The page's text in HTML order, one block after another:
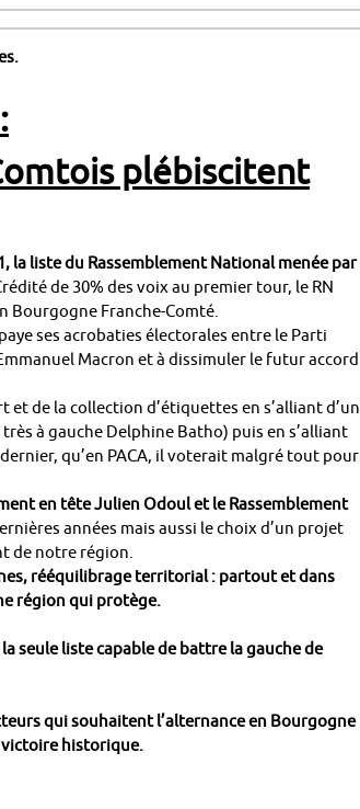
plébiscitent
la liste du Rassemblement National menée par
de 30% des voix au premier tour, le RN
Bourgogne Franche-Comté.
ses acrobaties électorales entre le Parti
Macron et à dissimuler le futur accord
de la collection d’étiquettes en s’alliant d’un
à gauche Delphine Batho) puis en s’alliant
qu’en PACA, il voterait malgré tout pour
en tête Julien Odoul et le Rassemblement
années mais aussi le choix d’un projet
de notre région.
rééquilibrage territorial : partout et dans
région qui protège.
seule liste capable de battre la gauche de
qui souhaitent l’alternance en Bourgogne
victoire historique.